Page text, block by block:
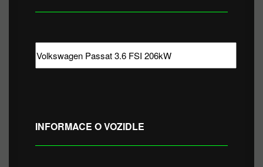
INFORMACE O VOZIDLE